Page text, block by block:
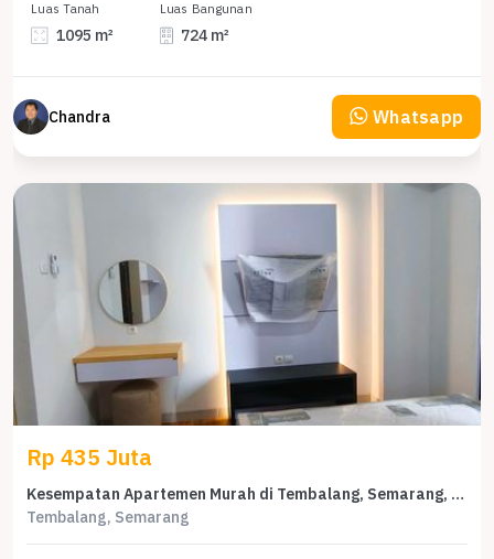
Luas Tanah
1095 m²
Luas Bangunan
724 m²
Chandra Whatsapp
Rp 435 Juta
Kesempatan Apartemen Murah di Tembalang, Semarang, KT
Tembalang, Semarang